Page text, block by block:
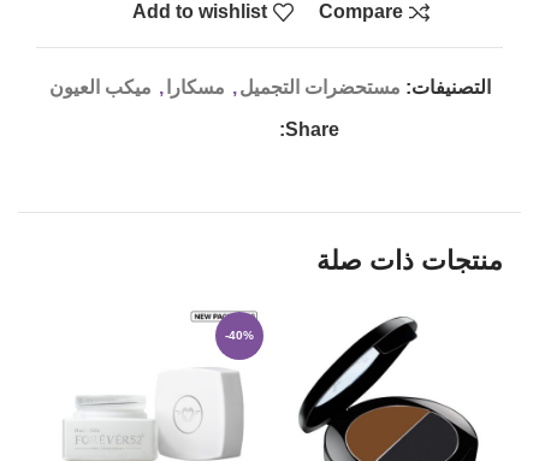
Compare
Add to wishlist
التصنيفات: مستحضرات التجميل , مسكارا , ميكب العيون
Share:
منتجات ذات صلة
-40%